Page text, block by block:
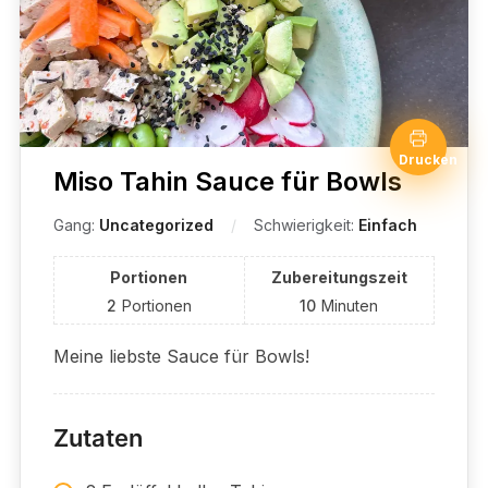
Drucken
Miso Tahin Sauce für Bowls
Gang: Uncategorized Schwierigkeit: Einfach
Portionen
2 Portionen
Zubereitungszeit
10 Minuten
Meine liebste Sauce für Bowls!
Zutaten